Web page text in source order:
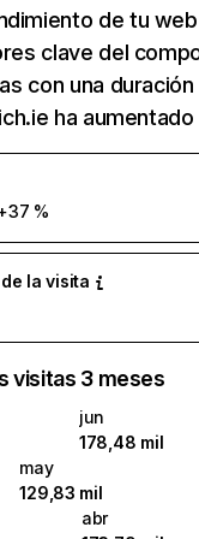
de tu
clave del
con una
ha aumentado
%
la visita
visitas 3 meses
jun
178,48 mil
may
129,83 mil
abr